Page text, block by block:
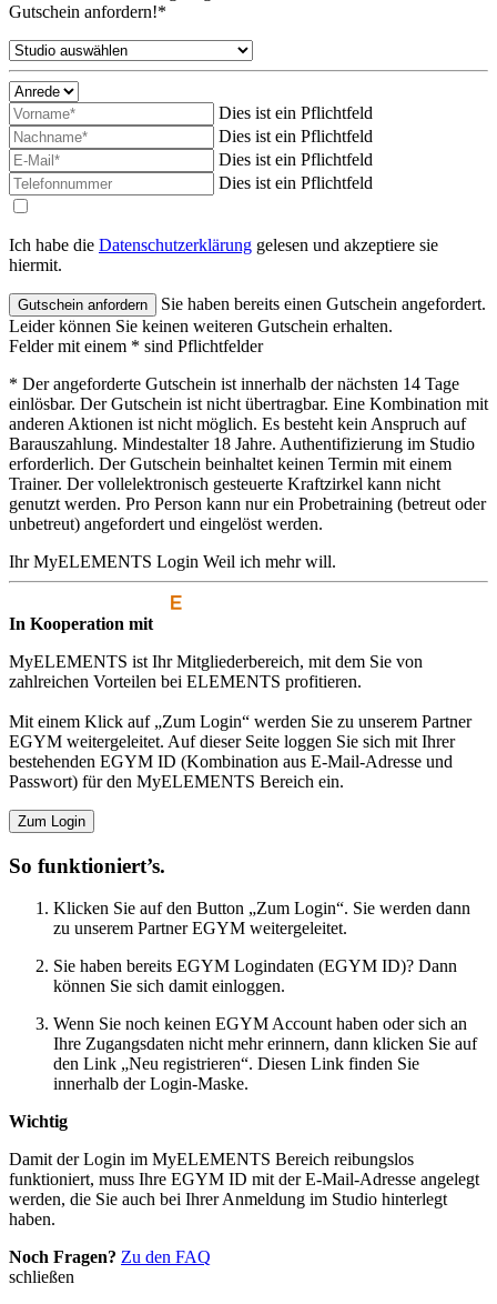
Gutschein anfordern!*
Dies ist ein Pflichtfeld
Dies ist ein Pflichtfeld
Dies ist ein Pflichtfeld
Dies ist ein Pflichtfeld
Ich habe die Datenschutzerklärung gelesen und akzeptiere sie
hiermit.
Sie haben bereits einen Gutschein angefordert.
Leider können Sie keinen weiteren Gutschein erhalten.
Felder mit einem * sind Pflichtfelder
* Der angeforderte Gutschein ist innerhalb der nächsten 14 Tage
einlösbar. Der Gutschein ist nicht übertragbar. Eine Kombination mit
anderen Aktionen ist nicht möglich. Es besteht kein Anspruch auf
Barauszahlung. Mindestalter 18 Jahre. Authentifizierung im Studio
erforderlich. Der Gutschein beinhaltet keinen Termin mit einem
Trainer. Der vollelektronisch gesteuerte Kraftzirkel kann nicht
genutzt werden. Pro Person kann nur ein Probetraining (betreut oder
unbetreut) angefordert und eingelöst werden.
Ihr MyELEMENTS Login Weil ich mehr will.
In Kooperation mit
MyELEMENTS ist Ihr Mitgliederbereich, mit dem Sie von
zahlreichen Vorteilen bei ELEMENTS profitieren.
Mit einem Klick auf „Zum Login“ werden Sie zu unserem Partner
EGYM weitergeleitet. Auf dieser Seite loggen Sie sich mit Ihrer
bestehenden EGYM ID (Kombination aus E-Mail-Adresse und
Passwort) für den MyELEMENTS Bereich ein.
Zum Login
So funktioniert’s.
Klicken Sie auf den Button „Zum Login“. Sie werden dann
zu unserem Partner EGYM weitergeleitet.
Sie haben bereits EGYM Logindaten (EGYM ID)? Dann
können Sie sich damit einloggen.
Wenn Sie noch keinen EGYM Account haben oder sich an
Ihre Zugangsdaten nicht mehr erinnern, dann klicken Sie auf
den Link „Neu registrieren“. Diesen Link finden Sie
innerhalb der Login-Maske.
Wichtig
Damit der Login im MyELEMENTS Bereich reibungslos
funktioniert, muss Ihre EGYM ID mit der E-Mail-Adresse angelegt
werden, die Sie auch bei Ihrer Anmeldung im Studio hinterlegt
haben.
Noch Fragen? Zu den FAQ
schließen